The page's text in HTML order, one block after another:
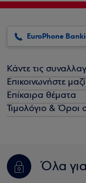
EuroPhone
Κάντε τις
Επικοινωνήστε
Επίκαιρα θέματα
Τιμολόγιο & Όροι
Όλα